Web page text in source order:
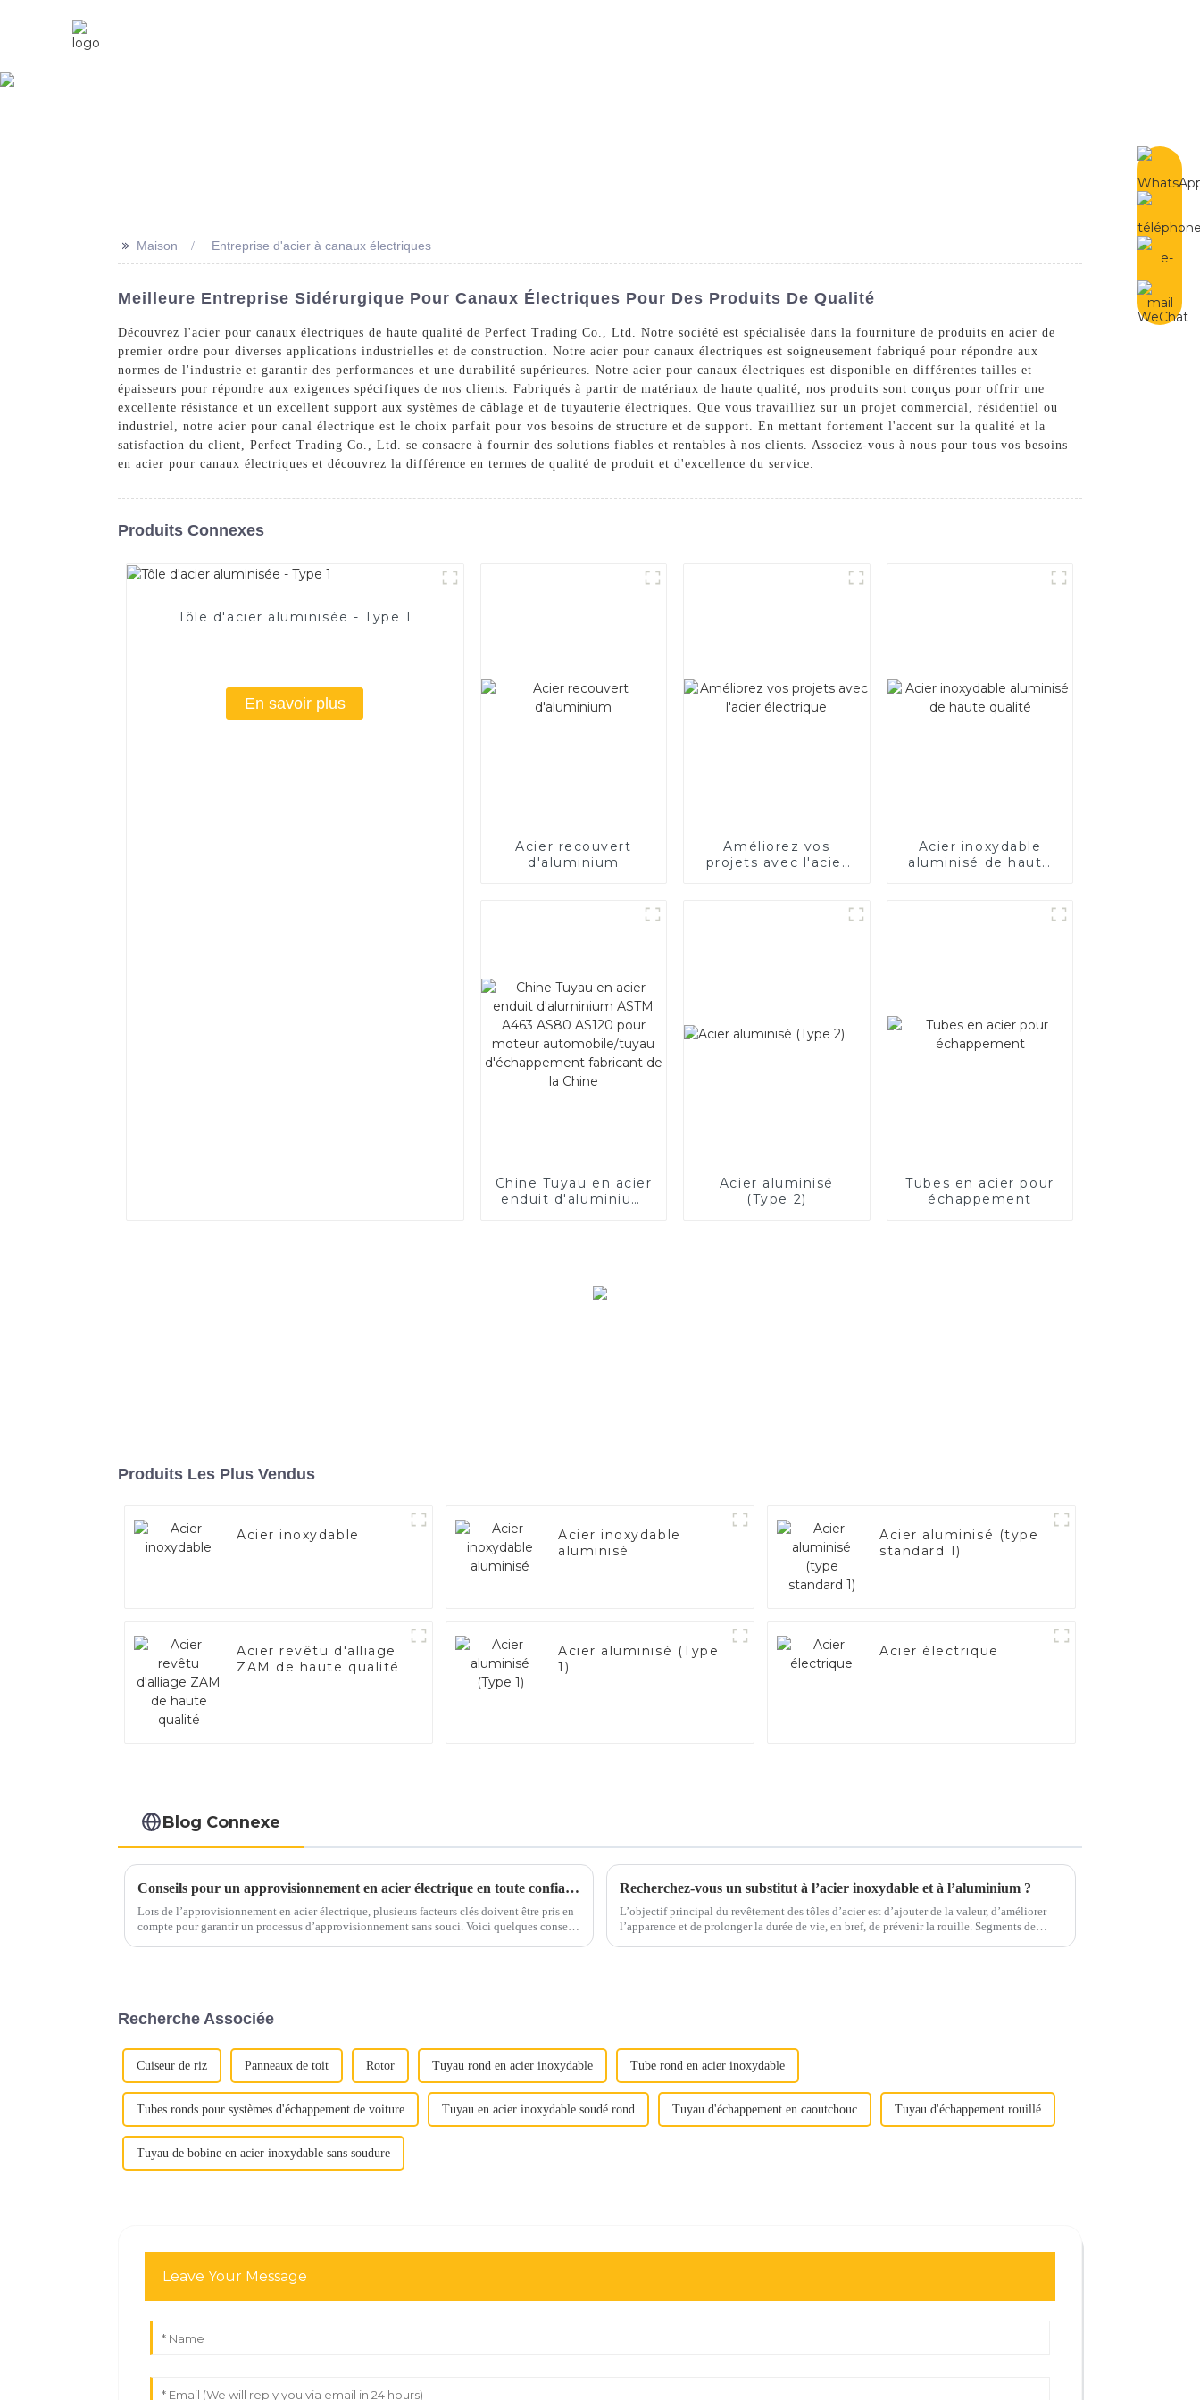
>> Maison Entreprise d'acier à canaux électriques
Meilleure Entreprise Sidérurgique Pour Canaux Électriques Pour Des Produits De Qualité
Découvrez l'acier pour canaux électriques de haute qualité de Perfect Trading Co., Ltd. Notre société est spécialisée dans la fourniture de produits en acier de
premier ordre pour diverses applications industrielles et de construction. Notre acier pour canaux électriques est soigneusement fabriqué pour répondre aux
normes de l'industrie et garantir des performances et une durabilité supérieures. Notre acier pour canaux électriques est disponible en différentes tailles et
épaisseurs pour répondre aux exigences spécifiques de nos clients. Fabriqués à partir de matériaux de haute qualité, nos produits sont conçus pour offrir une
excellente résistance et un excellent support aux systèmes de câblage et de tuyauterie électriques. Que vous travailliez sur un projet commercial, résidentiel ou
industriel, notre acier pour canal électrique est le choix parfait pour vos besoins de structure et de support. En mettant fortement l'accent sur la qualité et la
satisfaction du client, Perfect Trading Co., Ltd. se consacre à fournir des solutions fiables et rentables à nos clients. Associez-vous à nous pour tous vos besoins
en acier pour canaux électriques et découvrez la différence en termes de qualité de produit et d'excellence du service.
Produits Connexes
Tôle d'acier aluminisée - Type 1
En savoir plus
Acier recouvert
d'aluminium
Améliorez vos
projets avec l'acier
Acier inoxydable
aluminisé de haute
Chine Tuyau en acier
enduit d'aluminium
Acier aluminisé
(Type 2)
Tubes en acier pour
échappement
Produits Les Plus Vendus
Acier inoxydable
Acier inoxydable
aluminisé
Acier aluminisé (type
standard 1)
Acier revêtu d'alliage
ZAM de haute qualité
Acier aluminisé (Type
1)
Acier électrique
Blog Connexe
Conseils pour un approvisionnement en acier électrique en toute confiance
Lors de l’approvisionnement en acier électrique, plusieurs facteurs clés doivent être pris en
compte pour garantir un processus d’approvisionnement sans souci. Voici quelques conseils
Recherchez-vous un substitut à l’acier inoxydable et à l’aluminium ?
L’objectif principal du revêtement des tôles d’acier est d’ajouter de la valeur, d’améliorer
l’apparence et de prolonger la durée de vie, en bref, de prévenir la rouille. Segments de
Recherche Associée
Cuiseur de riz Panneaux de toit Rotor Tuyau rond en acier inoxydable Tube rond en acier inoxydable
Tubes ronds pour systèmes d'échappement de voiture Tuyau en acier inoxydable soudé rond Tuyau d'échappement en caoutchouc Tuyau d'échappement rouillé
Tuyau de bobine en acier inoxydable sans soudure
Leave Your Message